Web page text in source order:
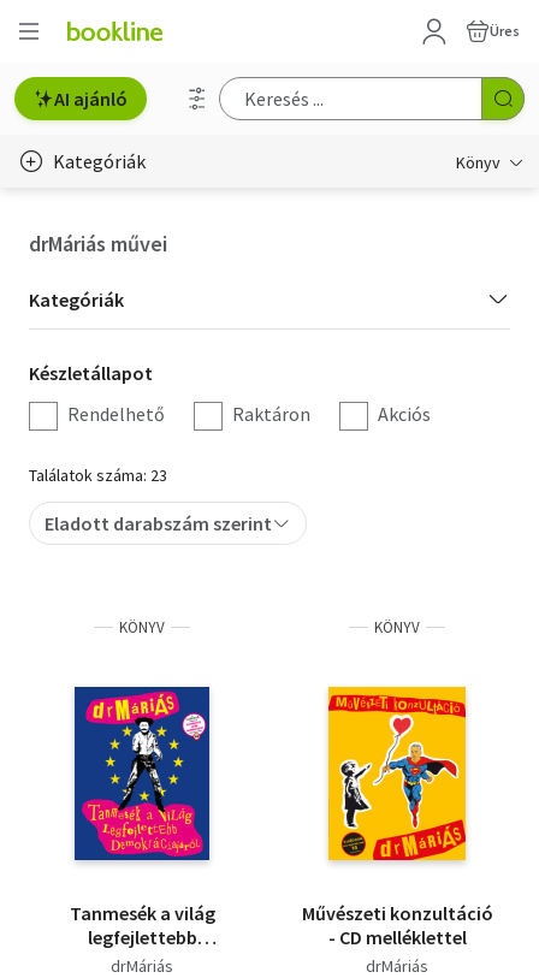
Üres
AI ajánló
Kategóriák Könyv
Hobbi, szabadidő
Irodalom
Művészet
Szakkönyv
Tankönyv, segédkönyv
Társadalomtudomány
Természettudomány
Történelem
drMáriás művei
Kategória
szűrés
Kategóriák
Készletállapot
szűrés
Készletállapot
Rendelhető
Raktáron Akciós
Találatok száma: 23
Eladott darabszám szerint
KÖNYV
Tanmesék a világ
legfejlettebb
demokráciájáról ( CD
drMáriás
KÖNYV
Művészeti konzultáció
- CD melléklettel
drMáriás